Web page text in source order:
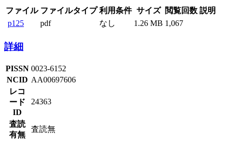
ファイル ファイルタイプ 利用条件 サイズ 閲覧回数 説明
p125
pdf なし 1.26 MB 1,067
詳細
PISSN 0023-6152
NCID AA00697606
レコ
ード
ID
24363
査読
有無
査読無